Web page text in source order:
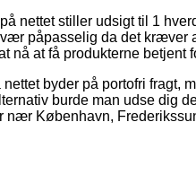
nettet stiller udsigt til 1
påpasselig da det kræver
nå at få produkterne betjent
byder på portofri fragt,
burde man udse dig
København,